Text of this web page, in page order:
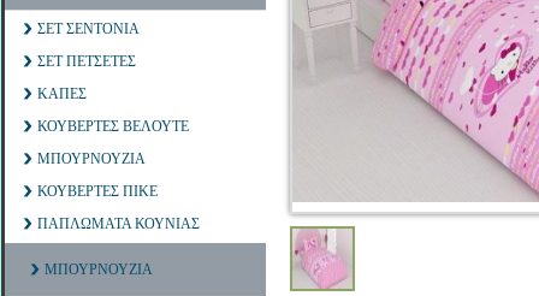
ΣΕΤ ΣΕΝΤΟΝΙΑ
ΣΕΤ ΠΕΤΣΕΤΕΣ
ΚΑΠΕΣ
ΚΟΥΒΕΡΤΕΣ ΒΕΛΟΥΤΕ
ΜΠΟΥΡΝΟΥΖΙΑ
ΚΟΥΒΕΡΤΕΣ ΠΙΚΕ
ΠΑΠΛΩΜΑΤΑ ΚΟΥΝΙΑΣ
ΜΠΟΥΡΝΟΥΖΙΑ